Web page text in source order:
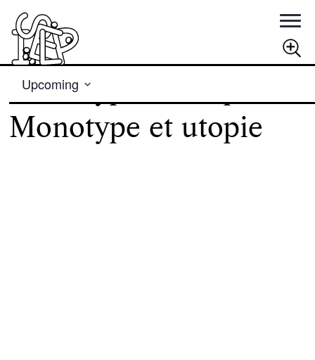
RECHERCHER
Monotype et utopie
Monotype et utopie
Views
Navigation
Upcoming
Select